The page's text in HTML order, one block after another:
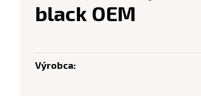
black OEM
Výrobca: